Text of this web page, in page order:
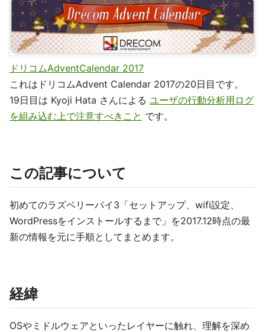
ドリコムAdventCalendar 2017
これはドリコムAdvent Calendar 2017の20日目です。
19日目は Kyoji Hata さんによる ユーザの行動分析用ログ
を組み込む上で注意すべきこと です。
この記事について
初めてのラズベリーパイ3「セットアップ、wifi設定、
WordPressをインストールするまで」を2017.12時点の最
新の情報を元に手順としてまとめます。
経緯
OSやミドルウェアといったレイヤーに触れ、理解を深め